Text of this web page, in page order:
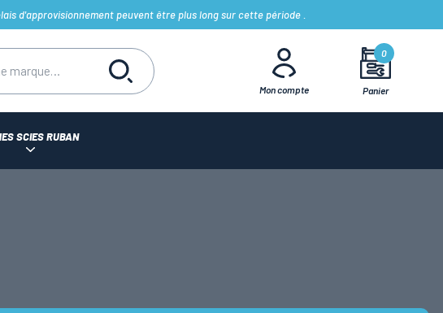
d'approvisionnement peuvent être plus long sur cette période .
Mon compte Panier
0
SCIES RUBAN